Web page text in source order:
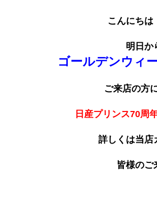
こんにちは
明日か
ゴールデンウィ
ご来店の方
日産プリンス70周
詳しくは当店
皆様のご